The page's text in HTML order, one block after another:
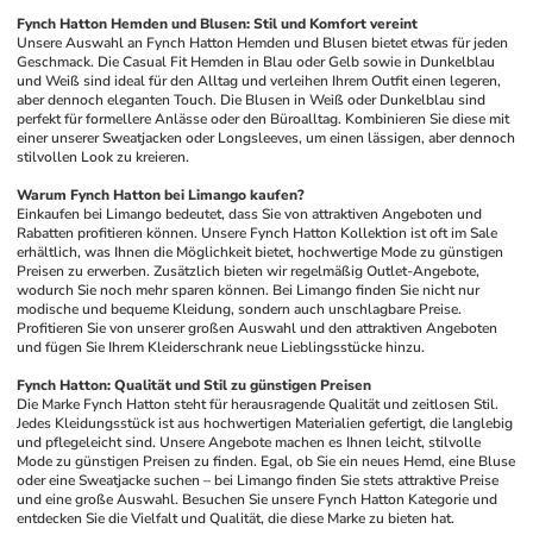
Fynch Hatton Hemden und Blusen: Stil und Komfort vereint
Unsere Auswahl an Fynch Hatton Hemden und Blusen bietet etwas für jeden
Geschmack. Die Casual Fit Hemden in Blau oder Gelb sowie in Dunkelblau
und Weiß sind ideal für den Alltag und verleihen Ihrem Outfit einen legeren,
aber dennoch eleganten Touch. Die Blusen in Weiß oder Dunkelblau sind
perfekt für formellere Anlässe oder den Büroalltag. Kombinieren Sie diese mit
einer unserer Sweatjacken oder Longsleeves, um einen lässigen, aber dennoch
stilvollen Look zu kreieren.
Warum Fynch Hatton bei Limango kaufen?
Einkaufen bei Limango bedeutet, dass Sie von attraktiven Angeboten und
Rabatten profitieren können. Unsere Fynch Hatton Kollektion ist oft im Sale
erhältlich, was Ihnen die Möglichkeit bietet, hochwertige Mode zu günstigen
Preisen zu erwerben. Zusätzlich bieten wir regelmäßig Outlet-Angebote,
wodurch Sie noch mehr sparen können. Bei Limango finden Sie nicht nur
modische und bequeme Kleidung, sondern auch unschlagbare Preise.
Profitieren Sie von unserer großen Auswahl und den attraktiven Angeboten
und fügen Sie Ihrem Kleiderschrank neue Lieblingsstücke hinzu.
Fynch Hatton: Qualität und Stil zu günstigen Preisen
Die Marke Fynch Hatton steht für herausragende Qualität und zeitlosen Stil.
Jedes Kleidungsstück ist aus hochwertigen Materialien gefertigt, die langlebig
und pflegeleicht sind. Unsere Angebote machen es Ihnen leicht, stilvolle
Mode zu günstigen Preisen zu finden. Egal, ob Sie ein neues Hemd, eine Bluse
oder eine Sweatjacke suchen – bei Limango finden Sie stets attraktive Preise
und eine große Auswahl. Besuchen Sie unsere Fynch Hatton Kategorie und
entdecken Sie die Vielfalt und Qualität, die diese Marke zu bieten hat.